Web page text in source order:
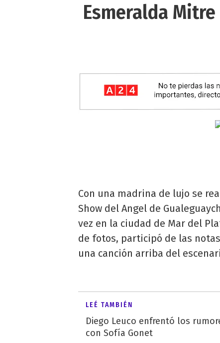
Esmeralda
Con una madrina de lujo se
Show del Angel de
vez en la ciudad de Mar del
de fotos, participó de las
una canción arriba del
LEÉ TAMBIÉN
Diego Leuco enfrentó los
con Sofía Gonet